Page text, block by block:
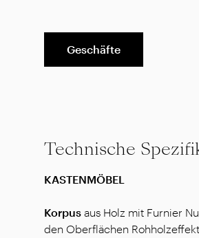
Geschäfte
Technische
KASTENMÖBEL
Korpus aus Holz mit Furnier
den Oberflächen